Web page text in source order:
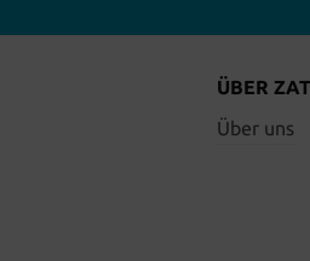
ÜBER
Über uns